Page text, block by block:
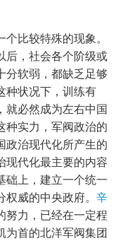
比较特殊的现象。
后，社会各个阶级或
分软弱，都缺乏足够
种状况下，训练有
就必然成为左右中国
种实力，军阀政治的
政治现代化所产生的
现代化最主要的内容
础上，建立一个统一
威的中央政府。 辛
努力，已经在一定程
为首的北洋军阀集团